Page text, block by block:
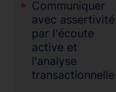
Communiquer
avec assertivité
par l'écoute
active et
l'analyse
transactionnelle